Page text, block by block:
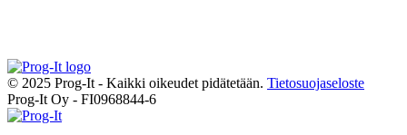
© 2025 Prog-It - Kaikki oikeudet pidätetään. Tietosuojaseloste
Prog-It Oy - FI0968844-6